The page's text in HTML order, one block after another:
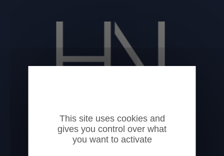
This site uses cookies and
gives you control over what
you want to activate